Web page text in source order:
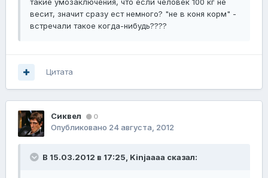
такие умозаключения, что если человек 100 кг не
весит, значит сразу ест немного? "не в коня корм" -
встречали такое когда-нибудь????
Цитата
Сиквел 0
Опубликовано 24 августа, 2012
В 15.03.2012 в 17:25, Kinjaaaa сказал: